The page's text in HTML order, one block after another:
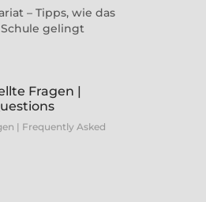
– Tipps, wie das
gelingt
| Frequently Asked